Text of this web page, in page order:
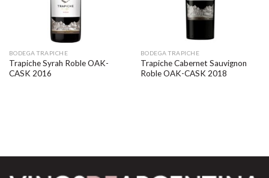
BODEGA TRAPICHE
Trapiche Syrah Roble OAK-
CASK 2016
BODEGA TRAPICHE
Trapiche Cabernet Sauvignon
Roble OAK-CASK 2018